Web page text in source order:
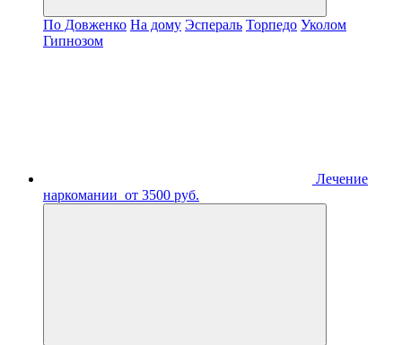
По Довженко На дому Эспераль Торпедо Уколом
Гипнозом
Лечение
наркомании от 3500 руб.